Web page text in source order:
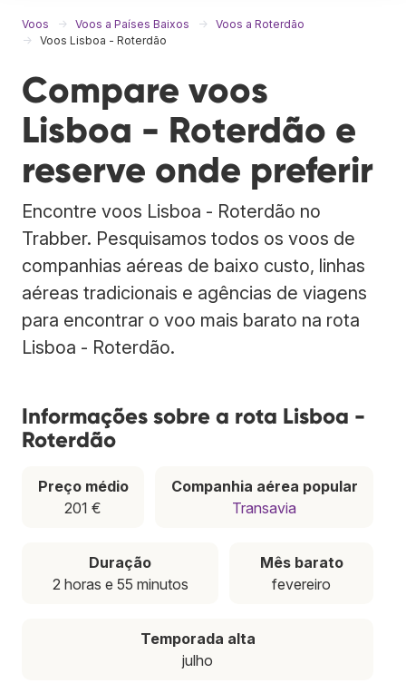
Voos Voos a Países Baixos
Voos a Roterdão
Voos Lisboa - Roterdão
Compare voos
Lisboa - Roterdão e
reserve onde preferir
Encontre voos Lisboa - Roterdão no
Trabber. Pesquisamos todos os voos de
companhias aéreas de baixo custo, linhas
aéreas tradicionais e agências de viagens
para encontrar o voo mais barato na rota
Lisboa - Roterdão.
Informações sobre a rota Lisboa -
Roterdão
Preço médio
201 €
Companhia aérea popular
Transavia
Duração
2 horas e 55 minutos
Mês barato
fevereiro
Temporada alta
julho